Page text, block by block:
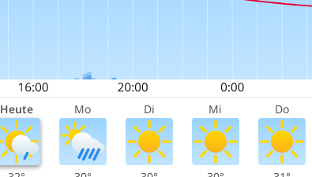
Heute Mo Di Mi Do